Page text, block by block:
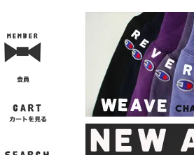
・レザーシューズ/スニーカー
・プリントTシャツ
・バンド/ツアー
・キャラクター
・Nike/adidas/スポーツ
・チャンピオン
・サーフ/スケート
・ボーダー/総柄/無地
・フットボール/リンガー
・タンクトップ/NBA・ポロシャツ
・半袖シャツ
・アロハ/サーフ/ボーリン
・ラル
・無地/
・ワーク
・ネル/